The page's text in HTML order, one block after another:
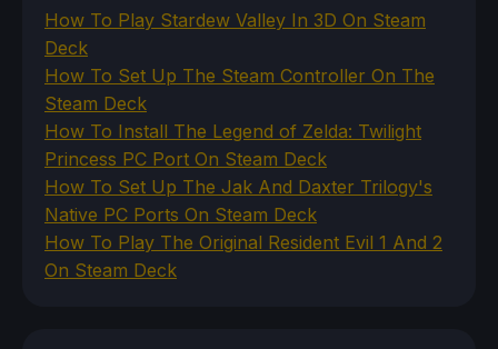
How To Play Stardew Valley In 3D On Steam
Deck
How To Set Up The Steam Controller On The
Steam Deck
How To Install The Legend of Zelda: Twilight
Princess PC Port On Steam Deck
How To Set Up The Jak And Daxter Trilogy's
Native PC Ports On Steam Deck
How To Play The Original Resident Evil 1 And 2
On Steam Deck